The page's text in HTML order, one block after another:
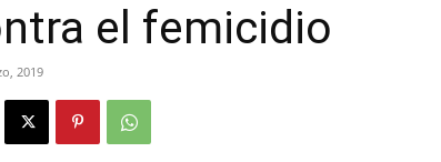
el femicidio
2019